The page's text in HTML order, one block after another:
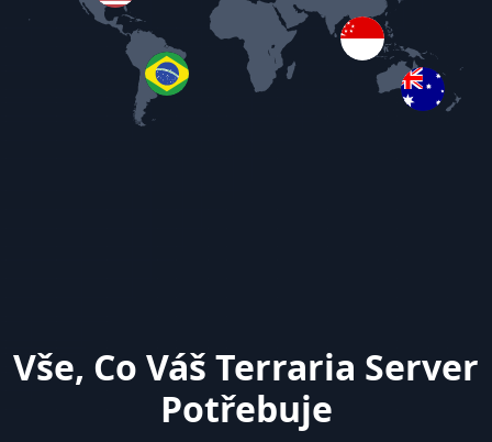
Vše, Co Váš Terraria Server
Potřebuje